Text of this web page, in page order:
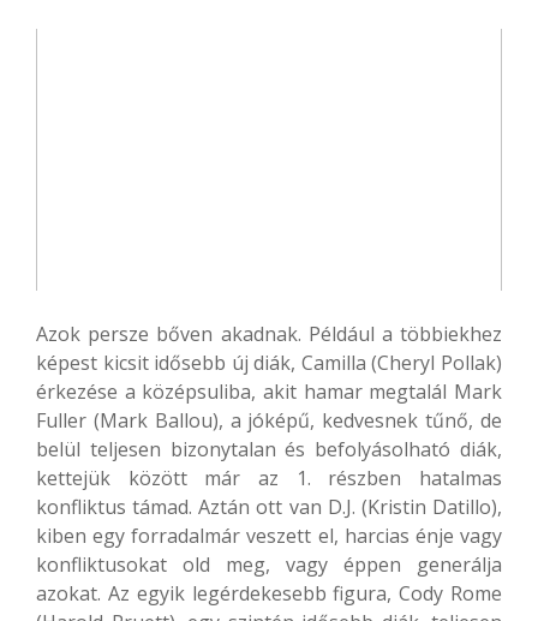
Azok persze bőven akadnak. Például a többiekhez
képest kicsit idősebb új diák, Camilla (Cheryl Pollak)
érkezése a középsuliba, akit hamar megtalál Mark
Fuller (Mark Ballou), a jóképű, kedvesnek tűnő, de
belül teljesen bizonytalan és befolyásolható diák,
kettejük között már az 1. részben hatalmas
konfliktus támad. Aztán ott van D.J. (Kristin Datillo),
kiben egy forradalmár veszett el, harcias énje vagy
konfliktusokat old meg, vagy éppen generálja
azokat. Az egyik legérdekesebb figura, Cody Rome